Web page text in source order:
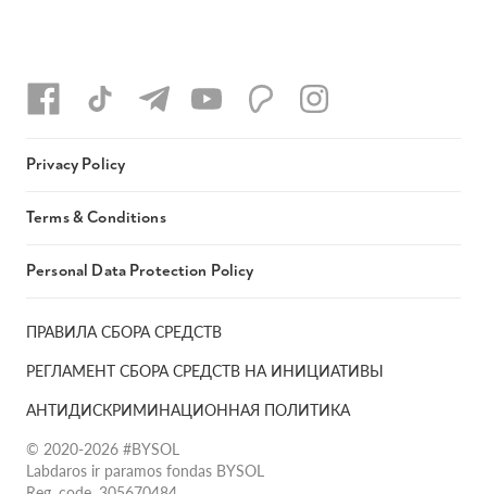
ПРАВИЛА СБОРА СРЕДСТВ
РЕГЛАМЕНТ СБОРА СРЕДСТВ НА ИНИЦИАТИВЫ
АНТИДИСКРИМИНАЦИОННАЯ ПОЛИТИКА
© 2020-2026 #BYSOL
Labdaros ir paramos fondas BYSOL
Privacy Policy
Terms & Conditions
Personal Data Protection Policy